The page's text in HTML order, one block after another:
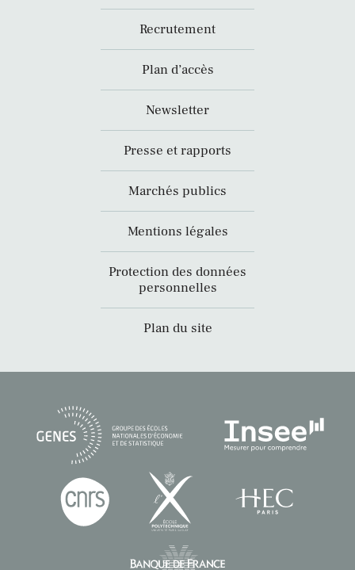
Recrutement
Plan d’accès
Newsletter
Presse et rapports
Marchés publics
Mentions légales
Protection des données
personnelles
Plan du site